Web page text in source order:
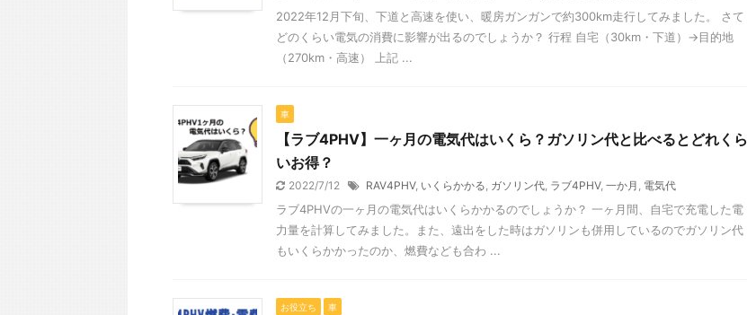
2022年12月下旬、下道と高速を使い、暖房ガンガンで約300km走行してみました。 さて
どのくらい電気の消費に影響が出るのでしょうか？ 行程 自宅（30km・下道）→目的地
（270km・高速） 上記 ...
車
【ラブ4PHV】一ヶ月の電気代はいくら？ガソリン代と比べるとどれくら
いお得？
2022/7/12 RAV4PHV, いくらかかる, ガソリン代, ラブ4PHV, 一か月 , 電気代
ラブ4PHVの一ヶ月の電気代はいくらかかるのでしょうか？ 一ヶ月間、自宅で充電した電
力量を計算してみました。また、遠出をした時はガソリンも併用しているのでガソリン代
もいくらかかったのか、燃費なども合わ ...
お役立ち 車